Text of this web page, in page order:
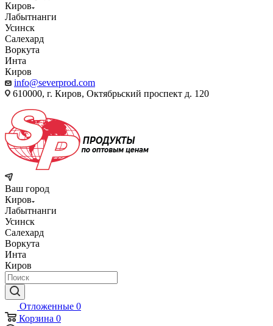
Киров
Лабытнанги
Усинск
Салехард
Воркута
Инта
Киров
info@severprod.com
610000, г. Киров, Октябрьский проспект д. 120
Ваш город
Киров
Лабытнанги
Усинск
Салехард
Воркута
Инта
Киров
Отложенные 0
Корзина 0